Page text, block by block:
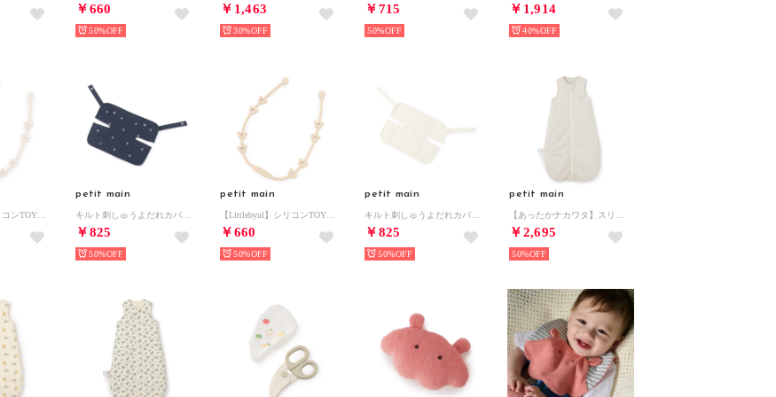
￥660
50%
￥1,463
30%
￥715
50%
￥1,914
40%
petit main
￥825
50%
petit main
￥660
50%
petit main
￥825
50%
petit main
￥2,695
50%